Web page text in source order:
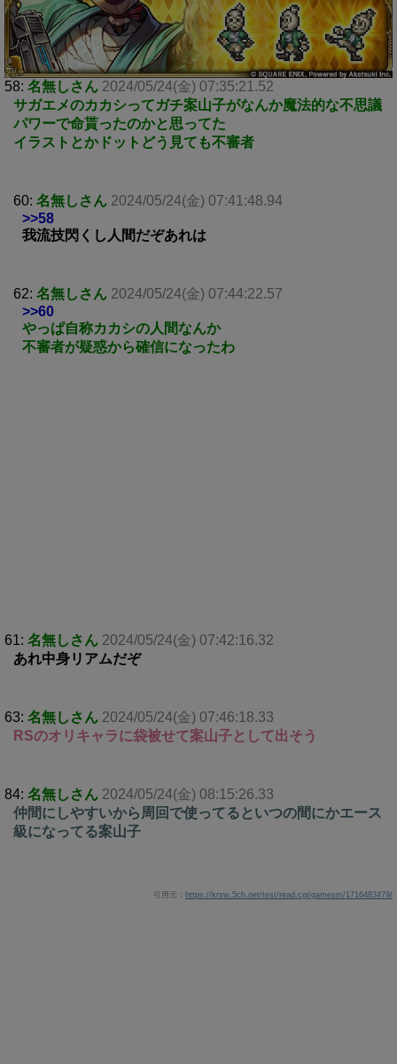
58: 名無しさん 2024/05/24(金) 07:35:21.52
サガエメのカカシってガチ案山子がなんか魔法的な不思議
パワーで命貰ったのかと思ってた
イラストとかドットどう見ても不審者
60: 名無しさん 2024/05/24(金) 07:41:48.94
>>58
我流技閃くし人間だぞあれは
62: 名無しさん 2024/05/24(金) 07:44:22.57
>>60
やっぱ自称カカシの人間なんか
不審者が疑惑から確信になったわ
61: 名無しさん 2024/05/24(金) 07:42:16.32
あれ中身リアムだぞ
63: 名無しさん 2024/05/24(金) 07:46:18.33
RSのオリキャラに袋被せて案山子として出そう
84: 名無しさん 2024/05/24(金) 08:15:26.33
仲間にしやすいから周回で使ってるといつの間にかエース
級になってる案山子
引用元： https://krsw.5ch.net/test/read.cgi/gamesm/1716483479/